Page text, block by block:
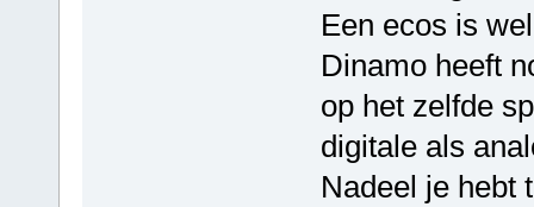
Een ecos is
Dinamo heeft
op het zelfde
digitale als
Nadeel je hebt